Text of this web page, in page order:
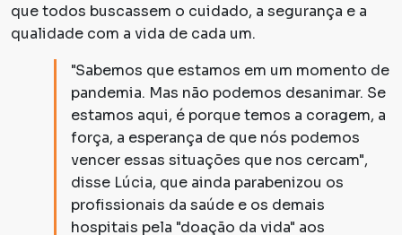
que todos buscassem o cuidado, a segurança e a
qualidade com a vida de cada um.
"Sabemos que estamos em um momento de
pandemia. Mas não podemos desanimar. Se
estamos aqui, é porque temos a coragem, a
força, a esperança de que nós podemos
vencer essas situações que nos cercam",
disse Lúcia, que ainda parabenizou os
profissionais da saúde e os demais
hospitais pela "doação da vida" aos